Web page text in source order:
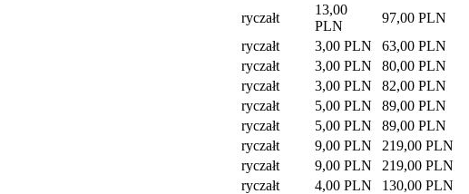
ryczałt
13,00
PLN
97,00 PLN
ryczałt 3,00 PLN
63,00 PLN
ryczałt 3,00 PLN
80,00 PLN
ryczałt 3,00 PLN
82,00 PLN
ryczałt 5,00 PLN
89,00 PLN
ryczałt 5,00 PLN
89,00 PLN
ryczałt 9,00 PLN
219,00 PLN
ryczałt 9,00 PLN
219,00 PLN
ryczałt 4,00 PLN
130,00 PLN